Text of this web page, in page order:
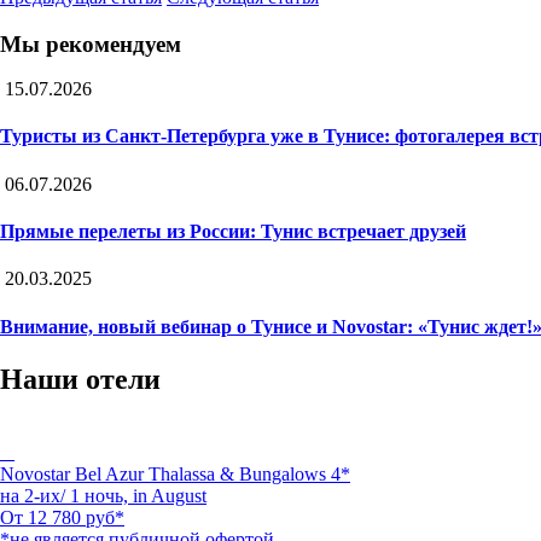
Мы рекомендуем
15.07.2026
Туристы из Санкт-Петербурга уже в Тунисе: фотогалерея
06.07.2026
Прямые перелеты из России: Тунис встречает друзей
20.03.2025
Внимание, новый вебинар о Тунисе и Novostar: «Тунис ждет!»
Наши отели
Novostar Bel Azur Thalassa & Bungalows 4*
на 2-их/ 1 ночь, in August
От 12 780 руб*